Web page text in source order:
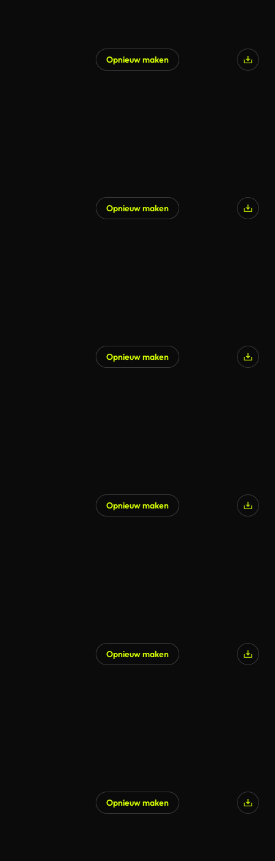
Opnieuw maken
Opnieuw maken
Opnieuw maken
Opnieuw maken
Opnieuw maken
Opnieuw maken